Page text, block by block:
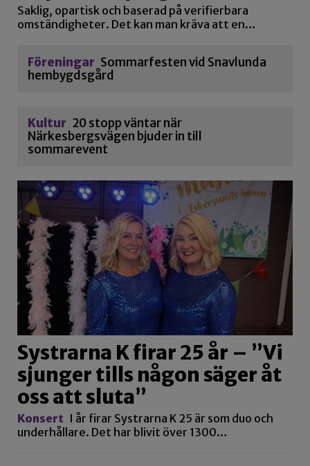
Saklig, opartisk och baserad på verifierbara
omständigheter. Det kan man kräva att en…
Föreningar Sommarfesten vid Snavlunda
hembygdsgård
Kultur 20 stopp väntar när
Närkesbergsvägen bjuder in till
sommarevent
Systrarna K firar 25 år – ”Vi
sjunger tills någon säger åt
oss att sluta”
Konsert I år firar Systrarna K 25 är som duo och
underhållare. Det har blivit över 1300…